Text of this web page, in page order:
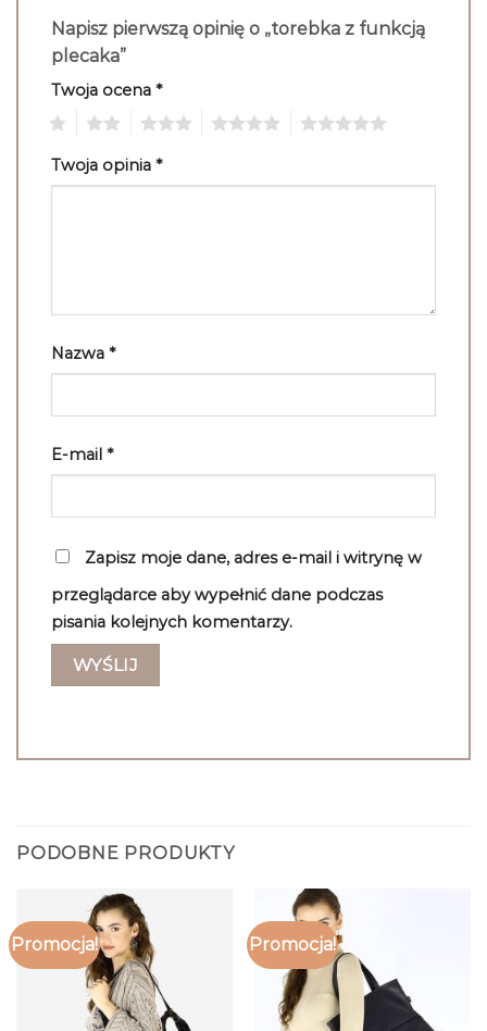
Napisz pierwszą opinię o „torebka z funkcją
plecaka”
Twoja ocena *
Twoja opinia *
Nazwa *
E-mail *
Zapisz moje dane, adres e-mail i witrynę w
przeglądarce aby wypełnić dane podczas
pisania kolejnych komentarzy.
PODOBNE PRODUKTY
Promocja! Promocja!